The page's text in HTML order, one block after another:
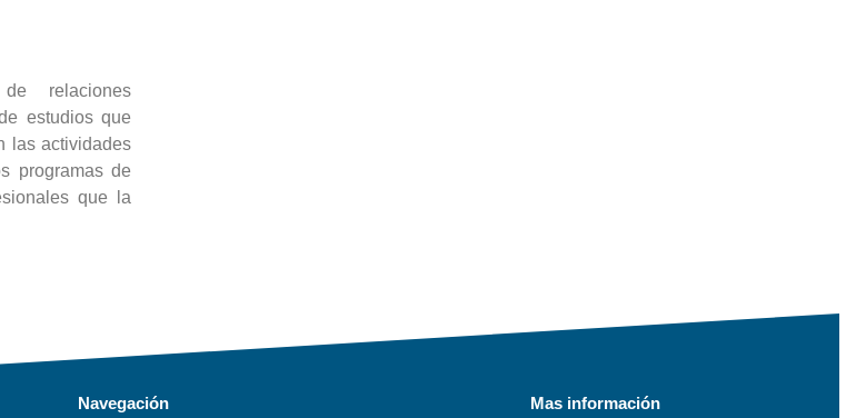
relaciones
estudios que
las actividades
programas de
que la
Navegación Mas información